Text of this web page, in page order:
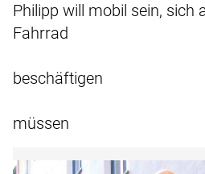
Philipp will mobil sein, sich
Fahrrad
beschäftigen
müssen